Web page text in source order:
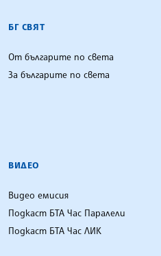
БГ СВЯТ
От българите по света
За българите по света
ВИДЕО
Видео емисия
Подкаст БТА Час Паралели
Подкаст БТА Час ЛИК